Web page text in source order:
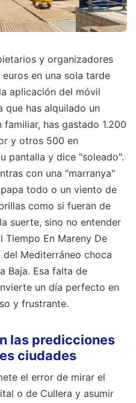
y organizadores
en una sola tarde
aplicación del móvil
que has alquilado un
has gastado 1.200
y otros 500 en
pantalla y dice "soleado".
con una "marranya"
todo o un viento de
como si fueran de
suerte, sino no entender
Tiempo En Mareny De
Mediterráneo choca
Baja. Esa falta de
un día perfecto en
y frustrante.
las predicciones
ciudades
el error de mirar el
o de Cullera y asumir